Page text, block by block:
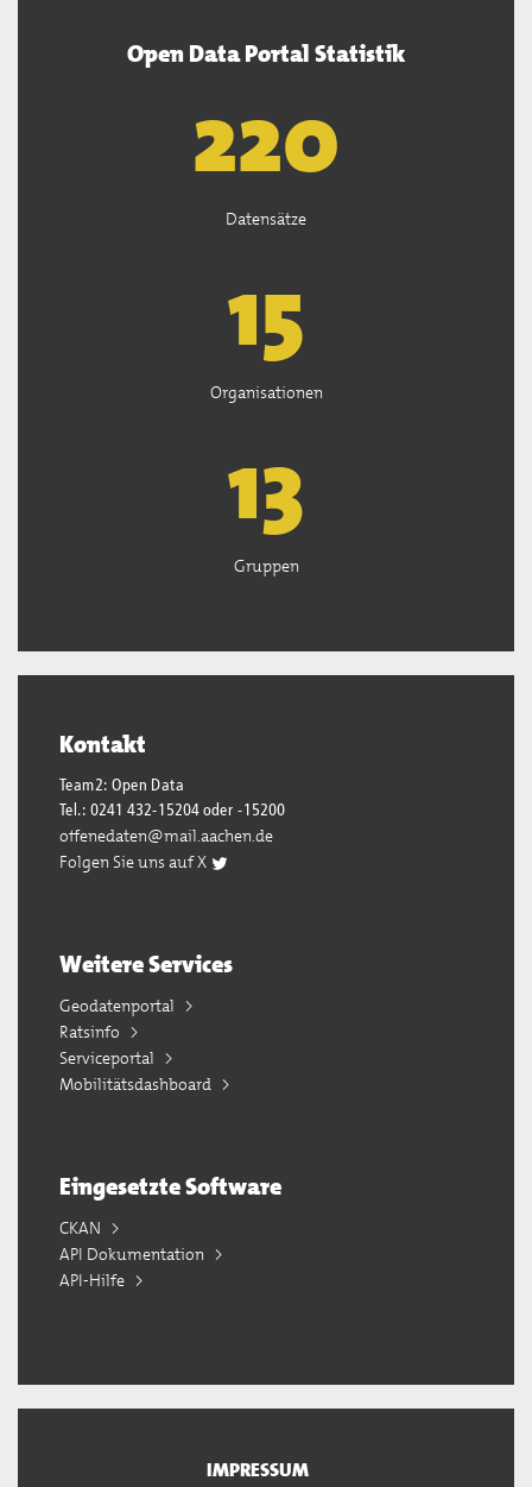
Open Data Portal Statistik
222
Datensätze
15
Organisationen
13
Gruppen
Kontakt
Team2: Open Data
Tel.: 0241 432-15204 oder -15200
offenedaten@mail.aachen.de
Folgen Sie uns auf X
Weitere Services
Geodatenportal
Ratsinfo
Serviceportal
Mobilitätsdashboard
Eingesetzte Software
CKAN
API Dokumentation
API-Hilfe
IMPRESSUM